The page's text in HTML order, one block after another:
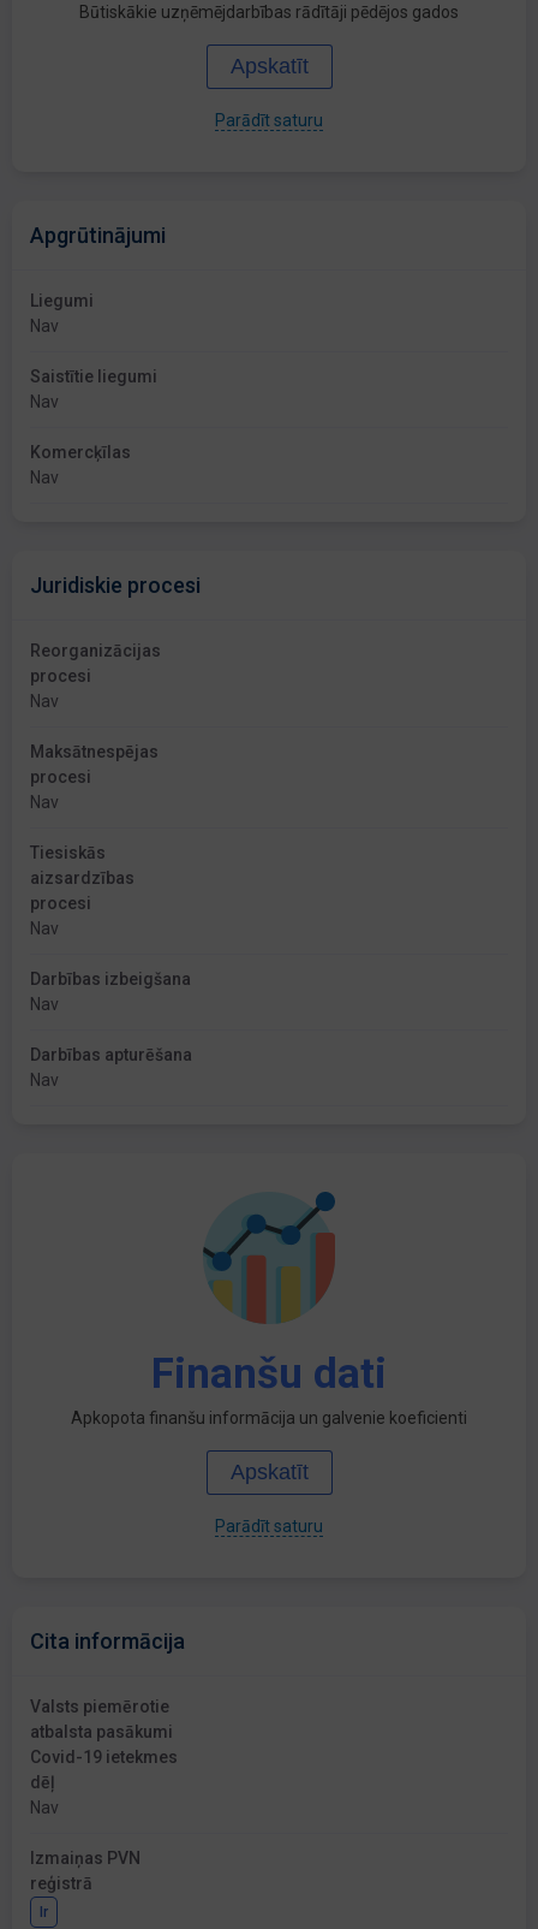
Būtiskākie uzņēmējdarbības rādītāji pēdējos gados
Apskatīt
Parādīt saturu
Apgrūtinājumi
Liegumi
Nav
Saistītie liegumi
Nav
Komercķīlas
Nav
Juridiskie procesi
Reorganizācijas
procesi
Nav
Maksātnespējas
procesi
Nav
Tiesiskās
aizsardzības
procesi
Nav
Darbības izbeigšana
Nav
Darbības apturēšana
Nav
Finanšu dati
Apkopota finanšu informācija un galvenie koeficienti
Apskatīt
Parādīt saturu
Cita informācija
Valsts piemērotie
atbalsta pasākumi
Covid-19 ietekmes
dēļ
Nav
Izmaiņas PVN
reģistrā
Ir